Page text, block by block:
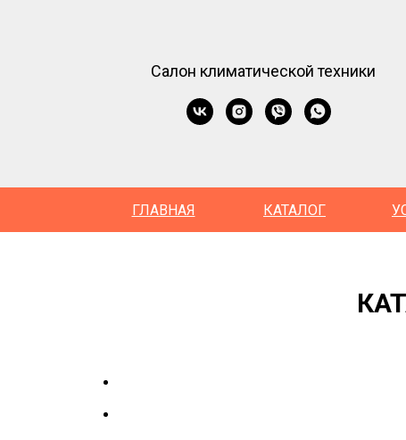
Салон климатической техники
ГЛАВНАЯ КАТАЛОГ